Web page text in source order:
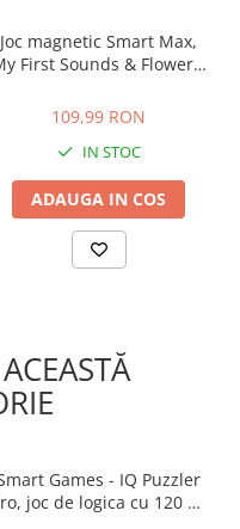
Joc magnetic Smart Max,
First Sounds & Flowers,
flori, 6 piese
109,99 RON
IN STOC
ADAUGA IN COS
Games - IQ Puzzler
joc de logica cu 120 de